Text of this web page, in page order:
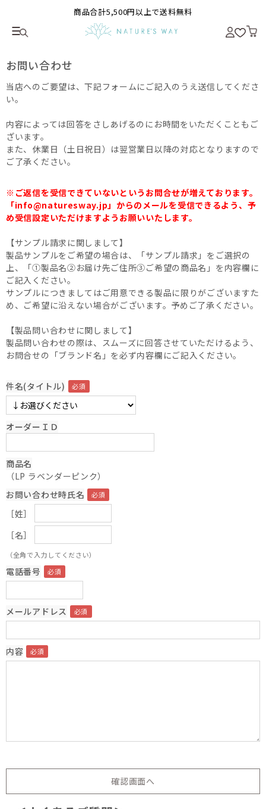
商品合計5,500円以上で送料無料
お問い合わせ
当店へのご要望は、下記フォームにご記入のうえ送信してくださ
い。
内容によっては回答をさしあげるのにお時間をいただくこともご
ざいます。
また、休業日（土日祝日）は翌営業日以降の対応となりますので
ご了承ください。
※ご返信を受信できていないというお問合せが増えております。
「info@naturesway.jp」からのメールを受信できるよう、予
め受信設定いただけますようお願いいたします。
【サンプル請求に関しまして】
製品サンプルをご希望の場合は、「サンプル請求」をご選択の
上、「①製品名②お届け先ご住所③ご希望の商品名」を内容欄に
ご記入ください。
サンプルにつきましてはご用意できる製品に限りがございますた
め、ご希望に沿えない場合がございます。予めご了承ください。
【製品問い合わせに関しまして】
製品問い合わせの際は、スムーズに回答させていただけるよう、
お問合せの「ブランド名」を必ず内容欄にご記入ください。
件名(タイトル)
オーダーＩＤ
商品名
（LP ラベンダーピンク）
お問い合わせ時氏名
［姓］
［名］
（全角で入力してください）
電話番号
メールアドレス
内容